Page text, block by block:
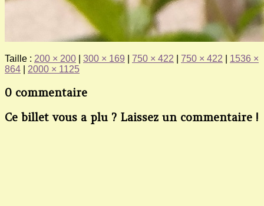
Taille : 200 × 200 300 × 169 750 × 422 750 × 422
1536 ×
864
2000 × 1125
0 commentaire
Ce billet vous a plu ? Laissez un commentaire !